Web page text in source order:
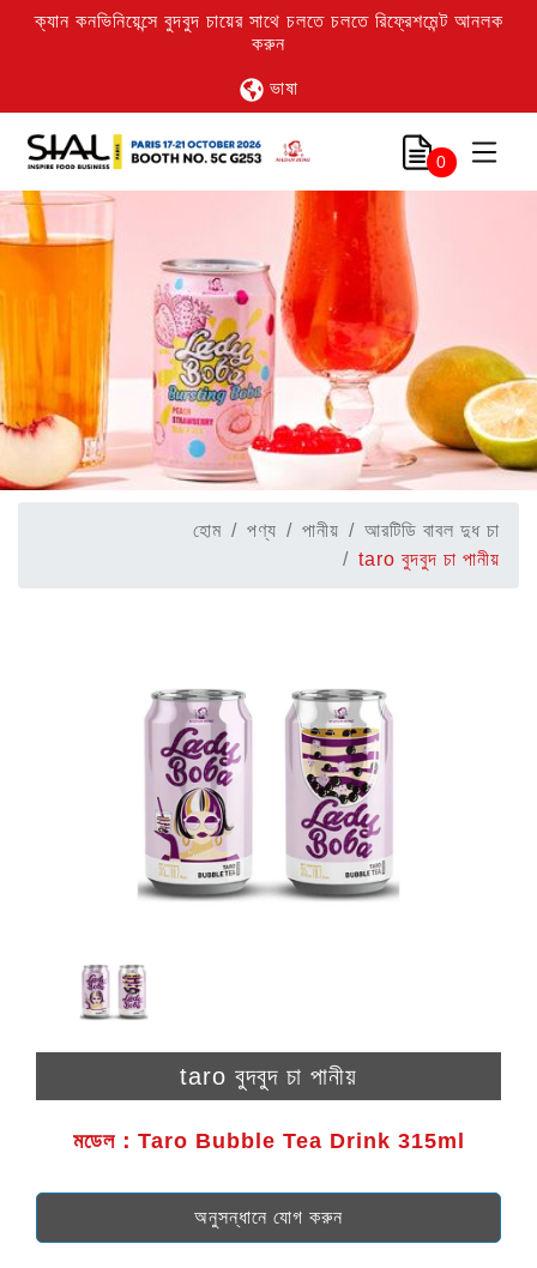
ক্যান কনভিনিয়েন্সে বুদবুদ চায়ের সাথে চলতে চলতে রিফ্রেশমেন্ট আনলক
করুন
ভাষা
0
হোম পণ্য পানীয়
আরটিডি বাবল দুধ চা
taro বুদবুদ চা পানীয়
taro বুদবুদ চা পানীয়
মডেল：Taro Bubble Tea Drink 315ml
অনুসন্ধানে যোগ করুন